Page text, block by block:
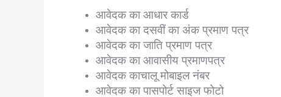
आवेदक का आधार कार्ड
आवेदक का दसवीं का अंक प्रमाण पत्र
आवेदक का जाति प्रमाण पत्र
आवेदक का आवासीय प्रमाणपत्र
आवेदक काचालू मोबाइल नंबर
आवेदक का पासपोर्ट साइज फोटो